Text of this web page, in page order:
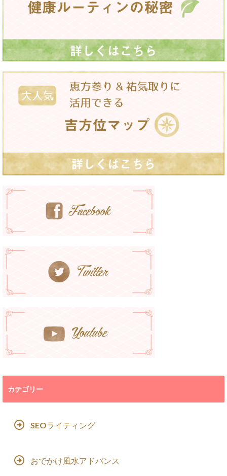
カテゴリー
SEOライティング
おでかけ風水アドバンス